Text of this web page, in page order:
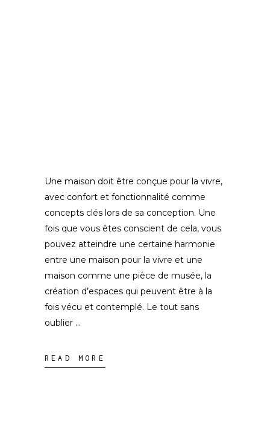
Une maison doit être conçue pour la vivre,
avec confort et fonctionnalité comme
concepts clés lors de sa conception. Une
fois que vous êtes conscient de cela, vous
pouvez atteindre une certaine harmonie
entre une maison pour la vivre et une
maison comme une pièce de musée, la
création d’espaces qui peuvent être à la
fois vécu et contemplé. Le tout sans
oublier
READ MORE